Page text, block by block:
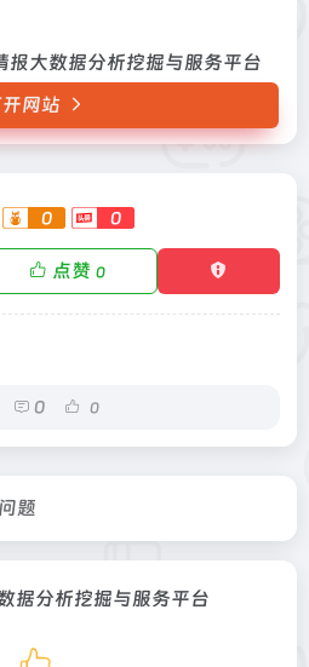
报大数据分析挖掘与服务平台
网站
0 0
点赞 0
0 0
题
据分析挖掘与服务平台